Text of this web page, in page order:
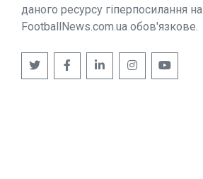
даного ресурсу гіперпосилання на
FootballNews.com.ua обов'язкове.